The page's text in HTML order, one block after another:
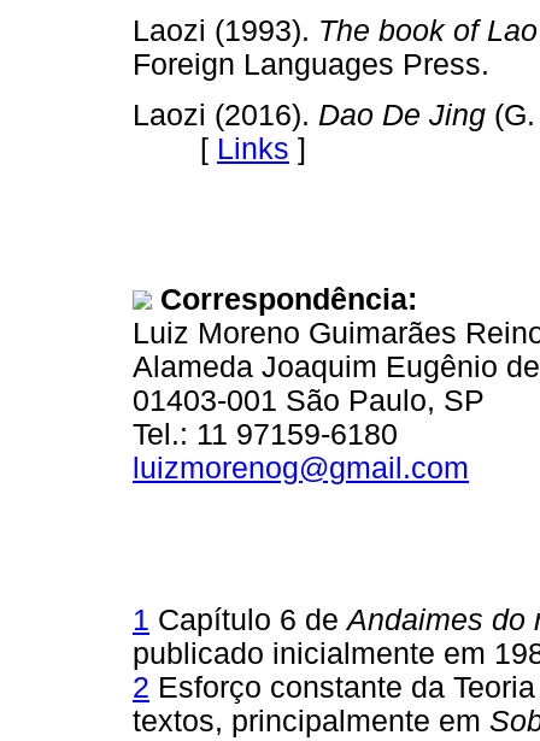
Laozi (1993). The book of
Foreign Languages
Laozi (2016). Dao De Jing
[ Links ]
Correspondência:
Luiz Moreno Guimarães
Alameda Joaquim Eugênio
01403-001 São Paulo, SP
Tel.: 11 97159-6180
luizmorenog@gmail.com
1 Capítulo 6 deAndaimes do
publicado inicialmente em
2 Esforço constante da
textos, principalmente em